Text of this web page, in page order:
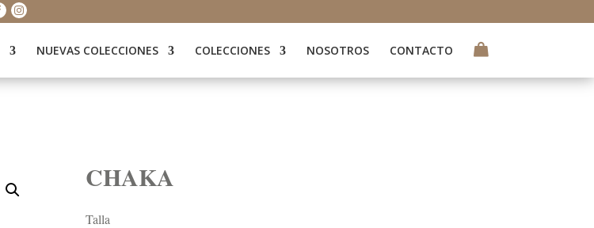
NUEVAS COLECCIONES COLECCIONES NOSOTROS CONTACTO
CHAKA
Talla